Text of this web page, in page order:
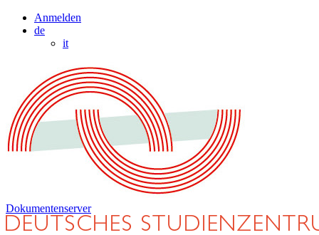
Anmelden
de
it
Dokumentenserver